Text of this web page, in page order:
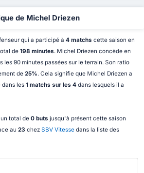
de Michel Driezen
qui a participé à 4 matchs cette saison en
de 198 minutes. Michel Driezen concède en
les 90 minutes passées sur le terrain. Son ratio
de 25%. Cela signifie que Michel Driezen a
dans les 1 matchs sur les 4dans lesquels il a
total de 0 buts jusqu'à présent cette saison
au 23 chez SBV Vitessedans la liste des